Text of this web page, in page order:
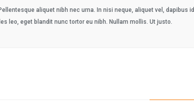
aliquet nibh nec urna. In nisi neque, aliquet vel, dapibus id,
leo, eget blandit nunc tortor eu nibh. Nullam mollis. Ut justo.